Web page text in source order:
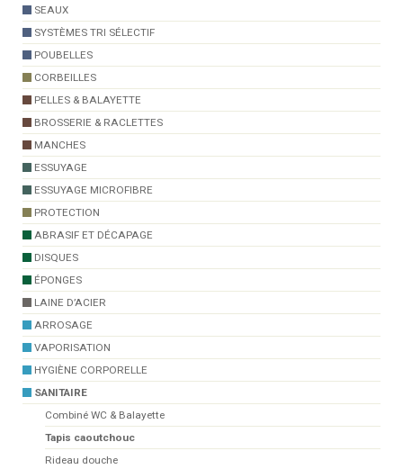
SEAUX
SYSTÈMES TRI SÉLECTIF
POUBELLES
CORBEILLES
PELLES & BALAYETTE
BROSSERIE & RACLETTES
MANCHES
ESSUYAGE
ESSUYAGE MICROFIBRE
PROTECTION
ABRASIF ET DÉCAPAGE
DISQUES
ÉPONGES
LAINE D’ACIER
ARROSAGE
VAPORISATION
HYGIÈNE CORPORELLE
SANITAIRE
Combiné WC & Balayette
Tapis caoutchouc
Rideau douche